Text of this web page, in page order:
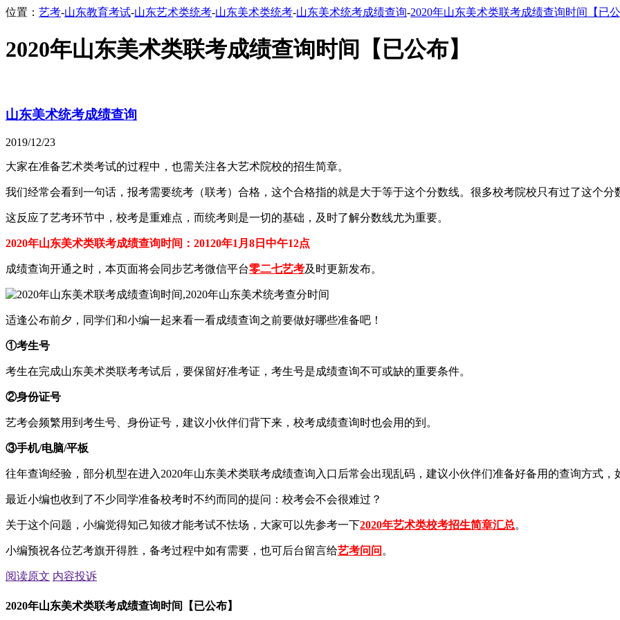
位置： 艺考-山东教育考试-山东艺术类统考-山东美术类统考-山东美术统考成绩查询-2020年山东美术类联考成绩查询时间【已公
2020年山东美术类联考成绩查询时间【已公布】
山东美术统考成绩查询
2019/12/23
大家在准备艺术类考试的过程中，也需关注各大艺术院校的招生简章。
我们经常会看到一句话，报考需要统考（联考）合格，这个合格指的就是大于等于这个分数线。很多校考院校只有过了这个分
这反应了艺考环节中，校考是重难点，而统考则是一切的基础，及时了解分数线尤为重要。
2020年山东美术类联考成绩查询时间：20120年1月8日中午12点
成绩查询开通之时，本页面将会同步艺考微信平台零二七艺考及时更新发布。
适逢公布前夕，同学们和小编一起来看一看成绩查询之前要做好哪些准备吧！
①考生号
考生在完成山东美术类联考考试后，要保留好准考证，考生号是成绩查询不可或缺的重要条件。
②身份证号
艺考会频繁用到考生号、身份证号，建议小伙伴们背下来，校考成绩查询时也会用的到。
③手机/电脑/平板
往年查询经验，部分机型在进入2020年山东美术类联考成绩查询入口后常会出现乱码，建议小伙伴们准备好备用的查询方式，
最近小编也收到了不少同学准备校考时不约而同的提问：校考会不会很难过？
关于这个问题，小编觉得知己知彼才能考试不怯场，大家可以先参考一下2020年艺术类校考招生简章汇总。
小编预祝各位艺考旗开得胜，备考过程中如有需要，也可后台留言给艺考问问 。
阅读原文 内容投诉
2020年山东美术类联考成绩查询时间【已公布】